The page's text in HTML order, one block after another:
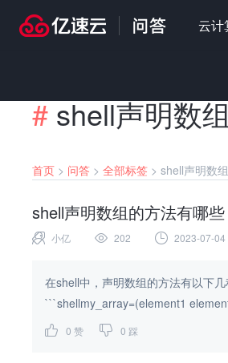
云计
#shell声明数
首页 > 问答 > 全部标签 > shell声明数组
shell声明数组的方法有哪些
小亿 202 2023-07-04
在shell中，声明数组的方法有以下
```shellmy_array=(element1
0 赞 0 踩